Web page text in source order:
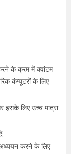
के क्रम में क्वांटम
कंप्यूटरों के लिए
लिए उच्च मात्रा
अध्ययन करने के लिए